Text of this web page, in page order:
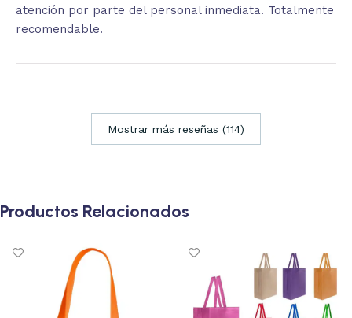
atención por parte del personal inmediata. Totalmente
recomendable.
Mostrar más reseñas (114)
Productos Relacionados